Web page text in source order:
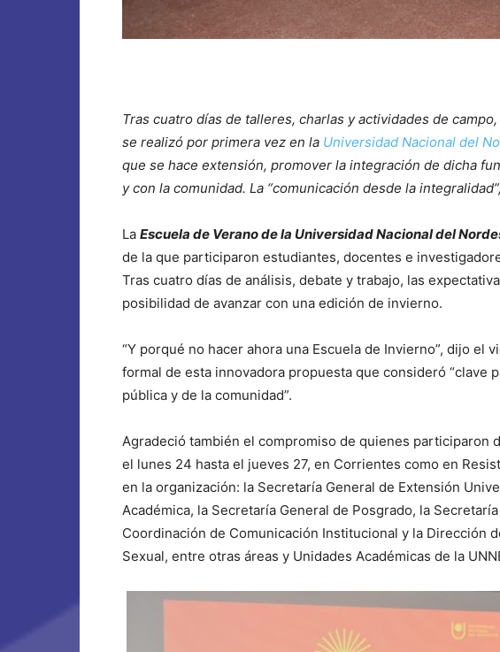
Tras cuatro días de talleres, charlas y actividades de
se realizó por primera vez en la Universidad Nacional del
que se hace extensión, promover la integración de dicha
y con la comunidad. La “comunicación desde la
La Escuela de Verano de la Universidad Nacional del
de la que participaron estudiantes, docentes e
Tras cuatro días de análisis, debate y trabajo, las
posibilidad de avanzar con una edición de invierno.
“Y porqué no hacer ahora una Escuela de Invierno”, dijo el
formal de esta innovadora propuesta que consideró “clave
pública y de la comunidad”.
Agradeció también el compromiso de quienes participaron
el lunes 24 hasta el jueves 27, en Corrientes como en
en la organización: la Secretaría General de Extensión
Académica, la Secretaría General de Posgrado, la
Coordinación de Comunicación Institucional y la Dirección
Sexual, entre otras áreas y Unidades Académicas de la